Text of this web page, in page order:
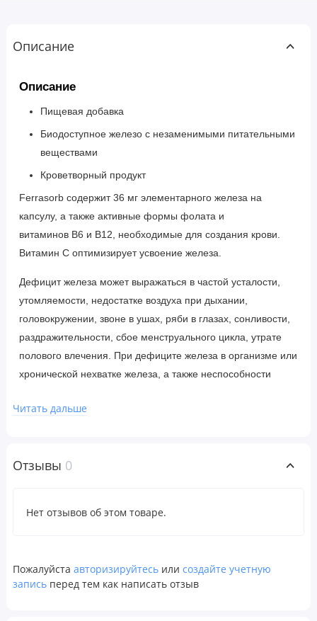
Описание
Описание
Пищевая добавка
Биодоступное железо с незаменимыми питательными
веществами
Кроветворный продукт
Ferrasorb содержит 36 мг элементарного железа на
капсулу, а также активные формы фолата и
витаминов B6 и B12, необходимые для создания крови.
Витамин C оптимизирует усвоение железа.
Дефицит железа может выражаться в частой усталости,
утомляемости, недостатке воздуха при дыхании,
головокружении, звоне в ушах, ряби в глазах, сонливости,
раздражительности, сбое менструального цикла, утрате
полового влечения. При дефиците железа в организме или
хронической нехватке железа, а также неспособности
железосодержащие препараты, которые повышают
важными витаминами, такими как B и C, делает препарат
(пиридоксаль-5'-фосфат), B12 (метилкобаламин) и фолата
превосходной кроветворной добавкой. Витамин C
Читать дальше
Отзывы 0
Нет отзывов об этом товаре.
Пожалуйста авторизируйтесь или создайте учетную
запись перед тем как написать отзыв